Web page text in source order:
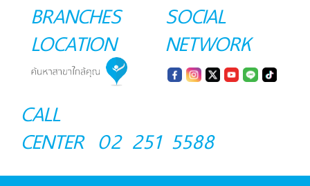
BRANCHES
LOCATION
SOCIAL
NETWORK
CALL
CENTER 02 251 5588